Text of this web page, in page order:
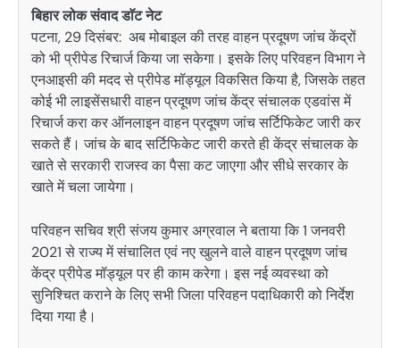
बिहार लोक संवाद डाॅट नेट
पटना, 29 दिसंबर: अब मोबाइल की तरह वाहन प्रदूषण जांच केंद्रों
को भी प्रीपेड रिचार्ज किया जा सकेगा। इसके लिए परिवहन विभाग ने
एनआइसी की मदद से प्रीपेड मॉड्यूल विकसित किया है, जिसके तहत
कोई भी लाइसेंसधारी वाहन प्रदूषण जांच केंद्र संचालक एडवांस में
रिचार्ज करा कर ऑनलाइन वाहन प्रदूषण जांच सर्टिफिकेट जारी कर
सकते हैं। जांच के बाद सर्टिफिकेट जारी करते ही केंद्र संचालक के
खाते से सरकारी राजस्व का पैसा कट जाएगा और सीधे सरकार के
खाते में चला जायेगा।
परिवहन सचिव श्री संजय कुमार अग्रवाल ने बताया कि 1 जनवरी
2021 से राज्य में संचालित एवं नए खुलने वाले वाहन प्रदूषण जांच
केंद्र प्रीपेड मॉड्यूल पर ही काम करेगा। इस नई व्यवस्था को
सुनिश्चित कराने के लिए सभी जिला परिवहन पदाधिकारी को निर्देश
दिया गया है।